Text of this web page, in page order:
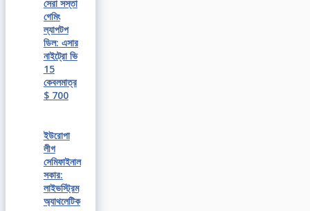
সেরা সস্তা
গেমিং
ল্যাপটপ
ডিল: এসার
নাইট্রো ভি
15
কেবলমাত্র
$ 700
ইউরোপা
লীগ
সেমিফাইনাল
সকার:
লাইভস্ট্রিম
অ্যাথলেটিক